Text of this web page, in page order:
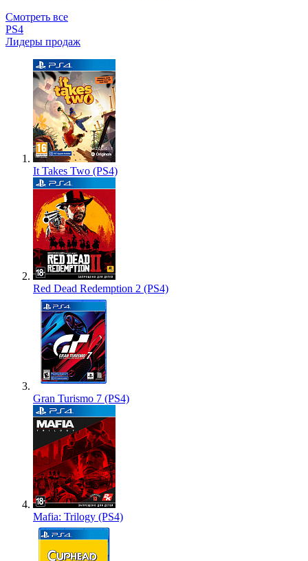
Смотреть все
PS4
Лидеры продаж
It Takes Two (PS4)
Red Dead Redemption 2 (PS4)
Gran Turismo 7 (PS4)
Mafia: Trilogy (PS4)